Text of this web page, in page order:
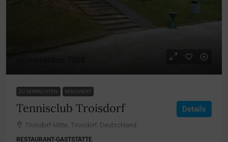
ZU VERPACHTEN RENOVIERT
Tennisclub Troisdorf
Troisdorf-Mitte, Troisdorf, Deutschland
RESTAURANT-GASTSTÄTTE
Details